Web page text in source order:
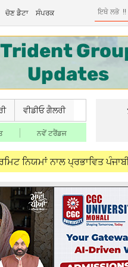
ਚੋਣ ਡੈਟਾ ਸੰਪਰਕ
ਵੀਡੀਓ ਗੈਲਰੀ
ਨਵੇਂ ਟਰੈਂਡਜ
ਪ੍ਰਭਾਵਿਤ ਪੰਜਾਬੀ